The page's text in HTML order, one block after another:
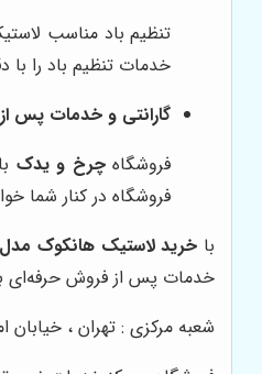
تنظیم باد مناسب
خدمات تنظیم باد را
گارانتی و خدمات پس
فروشگاهچرخ و یدک
فروشگاه در کنار شما
با خرید لاستیک هانکوک مدل 225/45R18 95W گل VENTUS PRIME 4 K135
خدمات پس از فروش حرفه‌ای
شعبه مرکزی : تهران ، خیابان امیر